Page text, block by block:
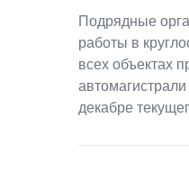
Подрядные
работы в
всех объектах
декабре